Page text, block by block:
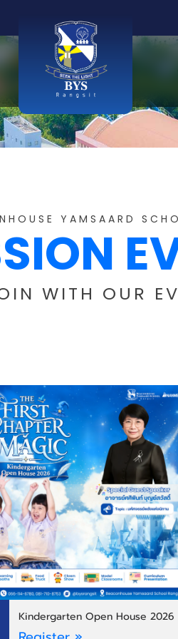
YAMSAARD
WITH OUR
Kindergarten Open House 2026